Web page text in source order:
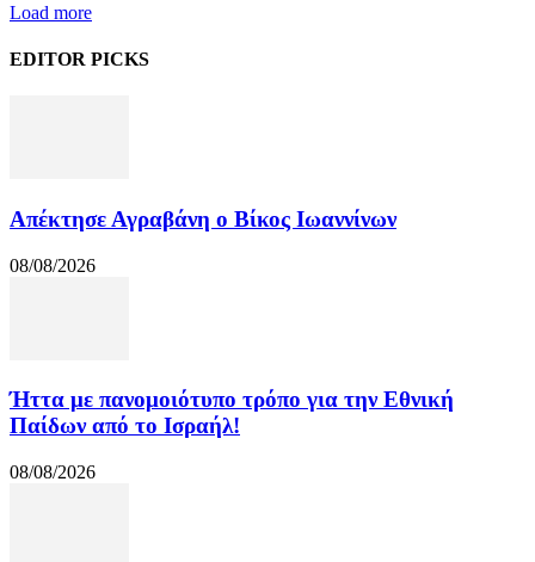
Load more
EDITOR PICKS
Απέκτησε Αγραβάνη ο Βίκος Ιωαννίνων
08/08/2026
Ήττα με πανομοιότυπο τρόπο για την Εθνική
Παίδων από το Ισραήλ!
08/08/2026